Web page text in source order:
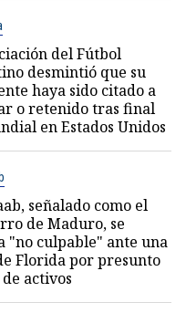
del Fútbol
desmintió que su
haya sido citado a
o retenido tras final
en Estados Unidos
señalado como el
de Maduro, se
"no culpable" ante una
Florida por presunto
activos